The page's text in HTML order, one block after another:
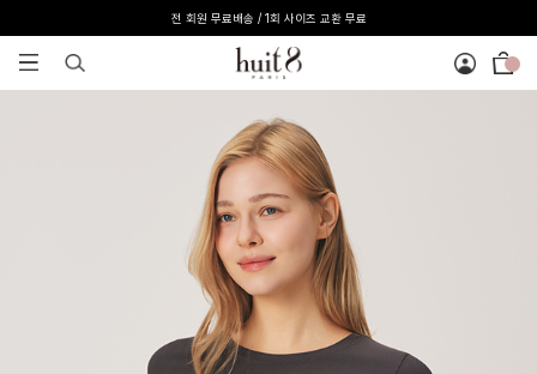
[온라인 익스클루시브] 온라인 회원 단독 40%